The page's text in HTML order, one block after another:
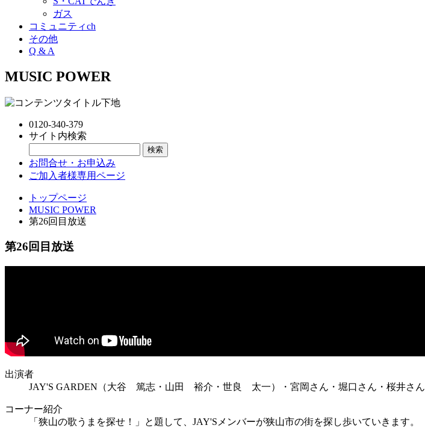
ガス
コミュニティch
その他
Q & A
MUSIC POWER
0120-340-379
サイト内検索
お問合せ・お申込み
ご加入者様専用ページ
トップページ
MUSIC POWER
第26回目放送
第26回目放送
出演者
JAY'S GARDEN（大谷 篤志・山田 裕介・世良 太一）・宮岡さん・堀口さん・桜井さん
コーナー紹介
「狭山の歌うまを探せ！」と題して、JAY'Sメンバーが狭山市の街を探し歩いていきます。